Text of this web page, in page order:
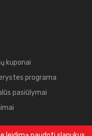
kuponai
programa
pasiūlymai